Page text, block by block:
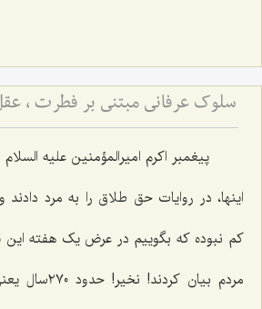
سلوک عرفانی مبتنی بر فطرت ،
پیغمبر اکرم امیرالمؤمنین علیه
اینها، در روایات حق طلاق را به مرد
کم نبوده که بگوییم در عرض یک هفته این
مردم بیان